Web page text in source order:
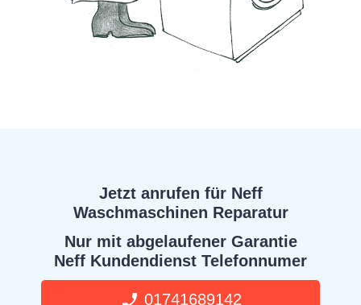
Jetzt anrufen für Neff
Waschmaschinen Reparatur
Nur mit abgelaufener Garantie
Neff Kundendienst Telefonnumer
01741689142